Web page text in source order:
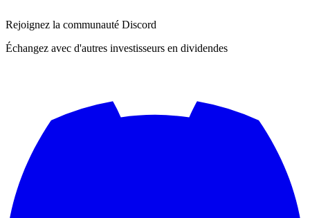
Rejoignez la communauté Discord
Échangez avec d'autres investisseurs en dividendes